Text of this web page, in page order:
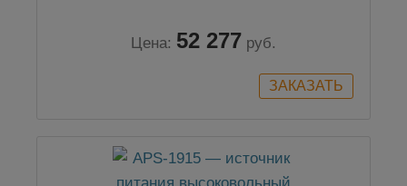
Цена: 52 277 руб.